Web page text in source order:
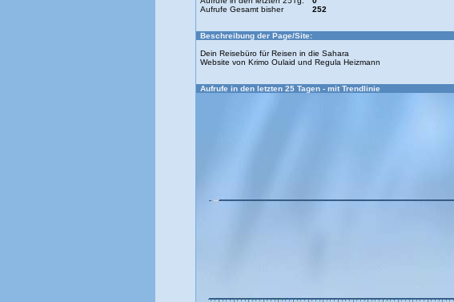
Aufrufe Gesamt bisher
252
Beschreibung der Page/Site:
Dein Reisebüro für Reisen in die Sahara
Website von Krimo Oulaid und Regula Heizmann
Aufrufe in den letzten 25 Tagen - mit Trendlinie